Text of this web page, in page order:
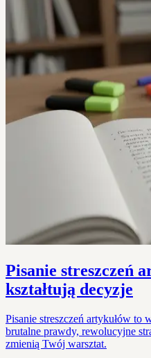
Pisanie streszczeń
kształtują decyzje
Pisanie streszczeń artykułów to
brutalne prawdy, rewolucyjne
zmienią Twój warsztat.